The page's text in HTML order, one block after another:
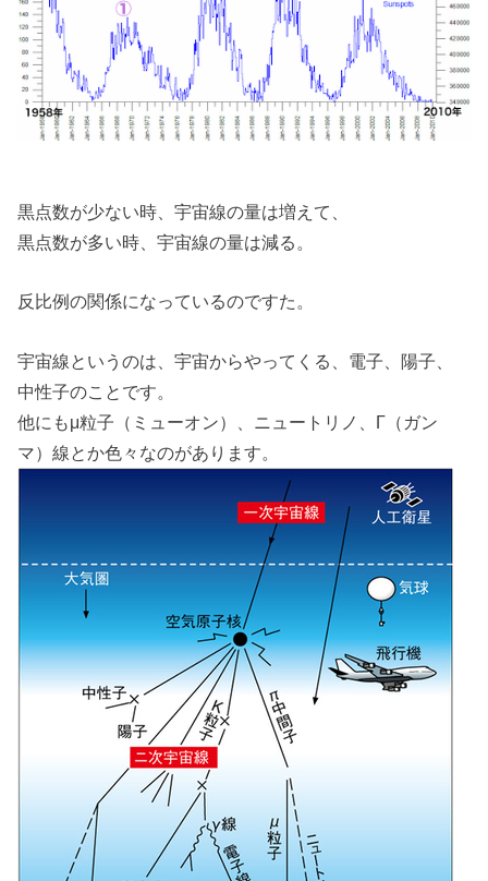
黒点数が少ない時、宇宙線の量は増えて、
黒点数が多い時、宇宙線の量は減る。
反比例の関係になっているのですた。
宇宙線というのは、宇宙からやってくる、電子、陽子、
中性子のことです。
他にもμ粒子（ミューオン）、ニュートリノ、Γ（ガン
マ）線とか色々なのがあります。